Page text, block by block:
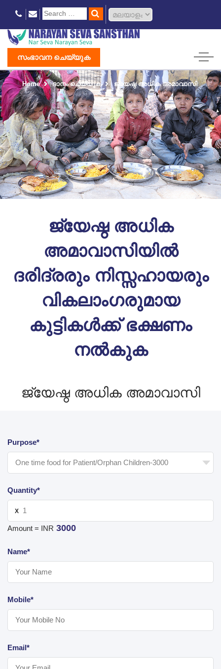
സംഭാവന ചെയ്യുക
Home ദാനം ചെയ്യുക ജ്യേഷ്ഠ അധിക അമാവാസി
ജ്യേഷ്ഠ അധിക
അമാവാസിയിൽ
ദരിദ്രരും നിസ്സഹായരും
വികലാംഗരുമായ
കുട്ടികൾക്ക് ഭക്ഷണം
നൽകുക
ജ്യേഷ്ഠ അധിക അമാവാസി
Purpose*
Quantity*
X
Amount = INR 3000
Name*
Mobile*
Email*